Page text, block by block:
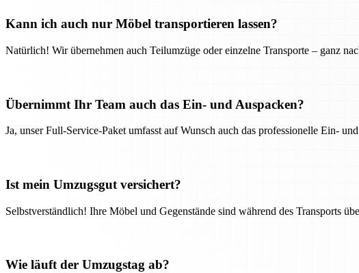
Kann ich auch nur Möbel transportieren lassen?
Natürlich! Wir übernehmen auch Teilumzüge oder einzelne Transporte – ganz
Übernimmt Ihr Team auch das Ein- und Auspacken?
Ja, unser Full-Service-Paket umfasst auf Wunsch auch das professionelle Ein-
Ist mein Umzugsgut versichert?
Selbstverständlich! Ihre Möbel und Gegenstände sind während des Transports
Wie läuft der Umzugstag ab?